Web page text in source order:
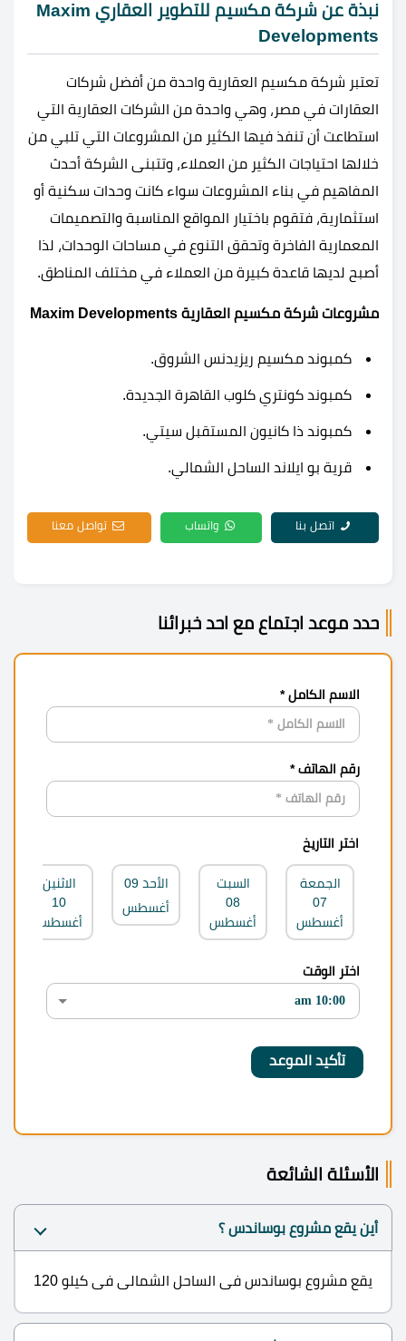
نبذة عن شركة مكسيم للتطوير العقاري Maxim
Developments
تعتبر شركة مكسيم العقارية واحدة من أفضل شركات
العقارات في مصر، وهي واحدة من الشركات العقارية التي
استطاعت أن تنفذ فيها الكثير من المشروعات التي تلبي من
خلالها احتياجات الكثير من العملاء، وتتبنى الشركة أحدث
المفاهيم في بناء المشروعات سواء كانت وحدات سكنية أو
استثمارية، فتقوم باختيار المواقع المناسبة والتصميمات
المعمارية الفاخرة وتحقق التنوع في مساحات الوحدات، لذا
أصبح لديها قاعدة كبيرة من العملاء في مختلف المناطق.
مشروعات شركة مكسيم العقارية Maxim Developments
كمبوند مكسيم ريزيدنس الشروق.
كمبوند كونتري كلوب القاهرة الجديدة.
كمبوند ذا كانيون المستقبل سيتي.
قرية بو ايلاند الساحل الشمالي.
اتصل بنا واتساب تواصل معنا
حدد موعد اجتماع مع احد خبرائنا
الاسم الكامل *
رقم الهاتف *
اختر التاريخ
الجمعة
07
أغسطس
السبت
08
أغسطس
الأحد 09
أغسطس
الاثنين
10
أغسطس
اختر الوقت
الأسئلة الشائعة
أين يقع مشروع بوساندس ؟
يقع مشروع بوساندس فى الساحل الشمالى فى كيلو 120